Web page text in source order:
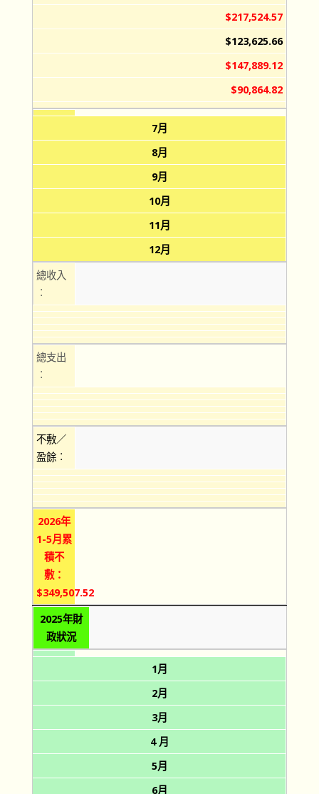
$217,524.57
$123,625.66
$147,889.12
$90,864.82
7月
8月
9月
10月
11月
12月
總收入
︰
總支出
︰
不敷／
盈餘︰
2026年
1-5月累
積不
敷：
$349,507.52
2025年財
政狀況
1月
2月
3月
4 月
5月
6月